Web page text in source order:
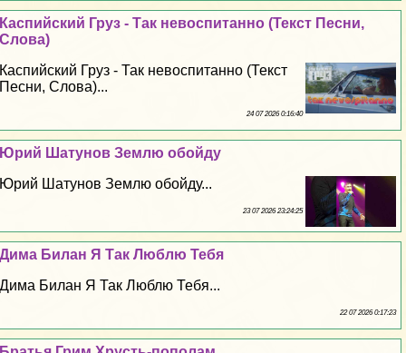
Каспийский Груз - Так невоспитанно (Текст Песни,
Слова)
Каспийский Груз - Так невоспитанно (Текст
Песни, Слова)...
24 07 2026 0:16:40
Юрий Шатунов Землю обойду
Юрий Шатунов Землю обойду...
23 07 2026 23:24:25
Дима Билан Я Так Люблю Тебя
Дима Билан Я Так Люблю Тебя...
22 07 2026 0:17:23